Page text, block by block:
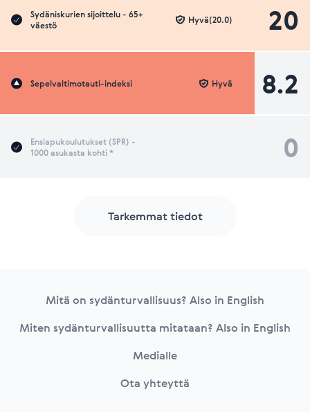
Sydäniskurien sijoittelu - 65+
väestö
20
Hyvä(20.0)
Sepelvaltimotauti-indeksi 8.2
Hyvä
Ensiapukoulutukset (SPR) -
1000 asukasta kohti *
0
Tarkemmat tiedot
Mitä on sydänturvallisuus? Also in English
Miten sydänturvallisuutta mitataan? Also in English
Medialle
Ota yhteyttä